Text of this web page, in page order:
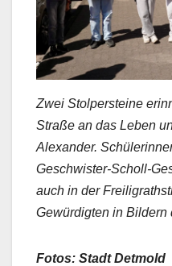
Zwei Stolpersteine
Straße an das Leben
Alexander.
Geschwister-Scholl-
auch in der
Gewürdigten in Bildern
Fotos: Stadt Detmold